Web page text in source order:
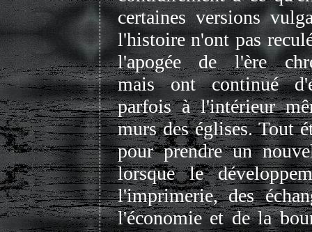
certaines versions
l'histoire n'ont pas
l'apogée de l'ère
mais ont continué
parfois à l'intérieur
murs des églises. Tout
pour prendre un
lorsque le
l'imprimerie, des
l'économie et de la